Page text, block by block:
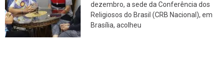
dezembro, a sede da Conferência dos
Religiosos do Brasil (CRB Nacional), em
Brasília, acolheu